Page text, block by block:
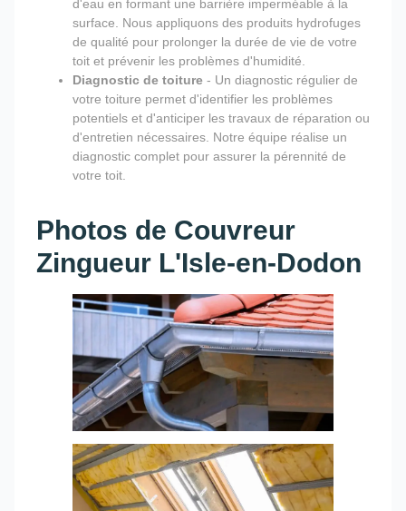
d'eau en formant une barrière imperméable à la
surface. Nous appliquons des produits hydrofuges
de qualité pour prolonger la durée de vie de votre
toit et prévenir les problèmes d'humidité.
Diagnostic de toiture - Un diagnostic régulier de
votre toiture permet d'identifier les problèmes
potentiels et d'anticiper les travaux de réparation ou
d'entretien nécessaires. Notre équipe réalise un
diagnostic complet pour assurer la pérennité de
votre toit.
Photos de Couvreur
Zingueur L'Isle-en-Dodon